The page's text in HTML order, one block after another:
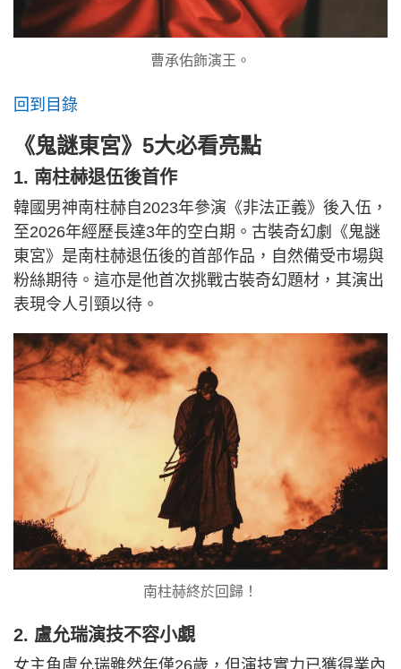
曹承佑飾演王。
回到目錄
《鬼謎東宮》5大必看亮點
1. 南柱赫退伍後首作
韓國男神南柱赫自2023年參演《非法正義》後入伍，
至2026年經歷長達3年的空白期。古裝奇幻劇《鬼謎
東宮》是南柱赫退伍後的首部作品，自然備受市場與
粉絲期待。這亦是他首次挑戰古裝奇幻題材，其演出
表現令人引頸以待。
南柱赫終於回歸！
2. 盧允瑞演技不容小覷